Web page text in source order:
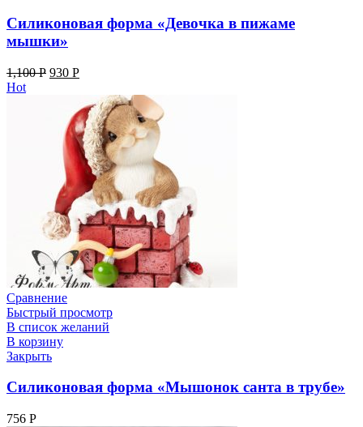
Силиконовая форма «Девочка в пижаме
мышки»
1,100Р 930 Р
Hot
Сравнение
Быстрый просмотр
В список желаний
В корзину
Закрыть
Силиконовая форма «Мышонок санта в трубе»
756 Р